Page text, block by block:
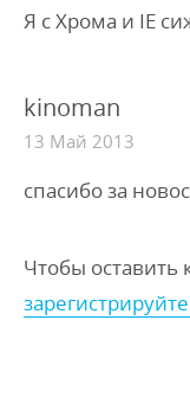
Я с Хрома и IE
kinoman
13 Май 2013
спасибо за
Чтобы оставить